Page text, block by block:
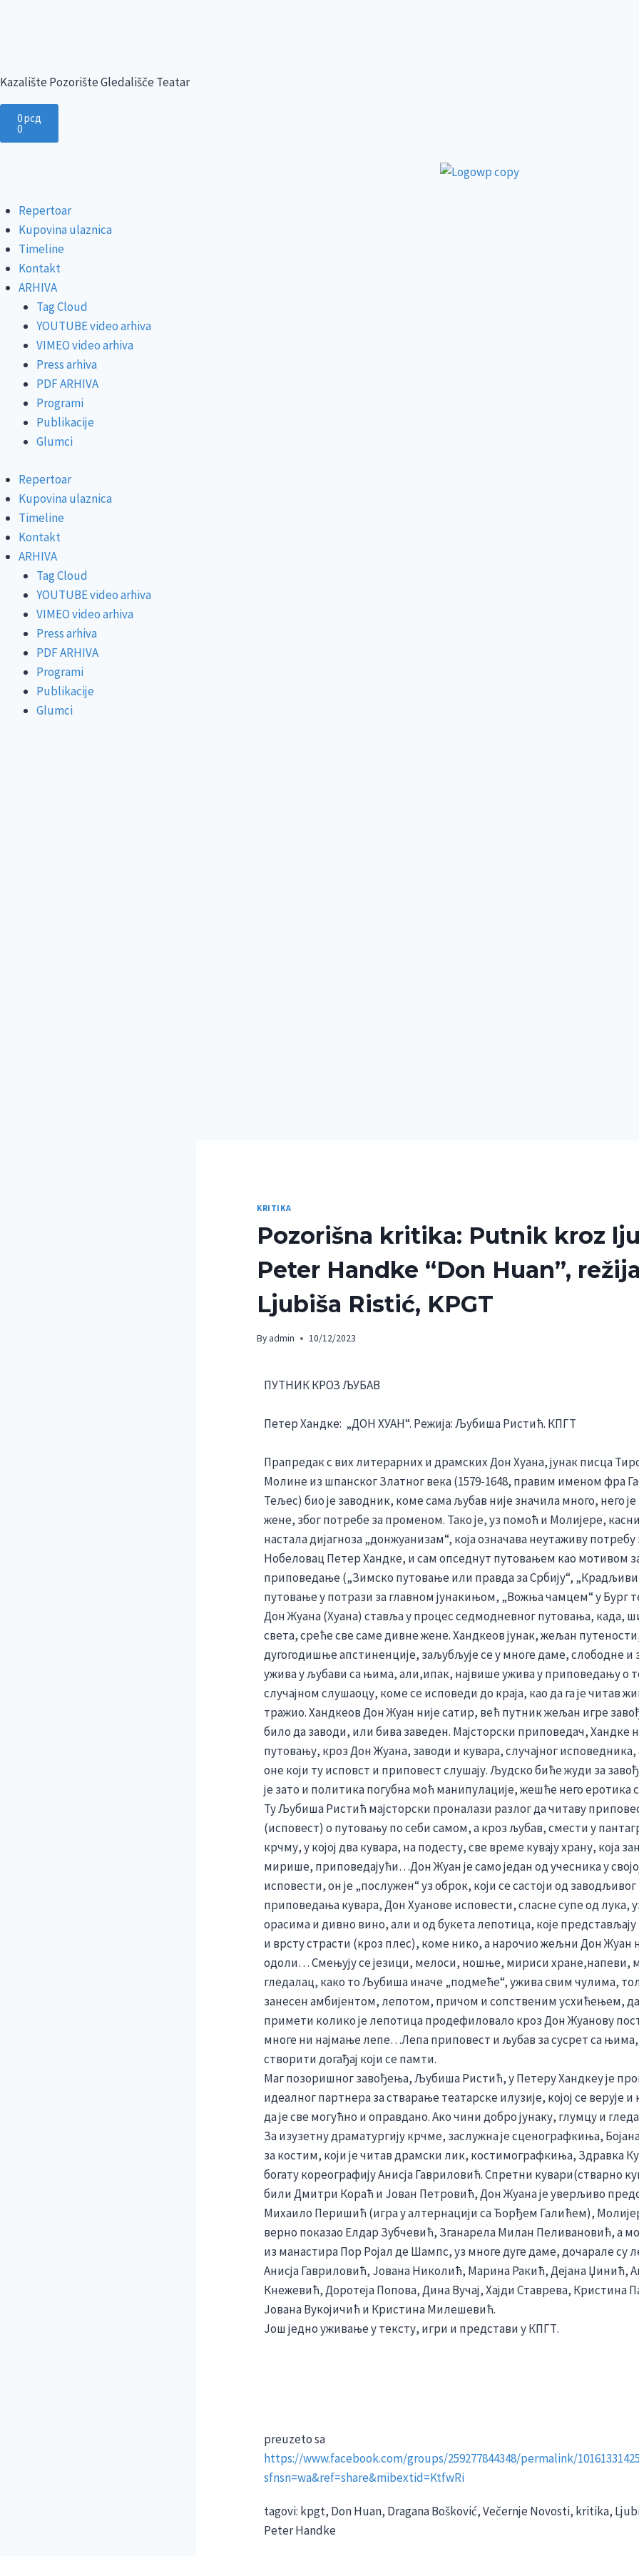
Kazalište Pozorište Gledališče Teatar
0рсд
0
Repertoar
Kupovina ulaznica
Timeline
Kontakt
ARHIVA
Tag Cloud
YOUTUBE video arhiva
VIMEO video arhiva
Press arhiva
PDF ARHIVA
Programi
Publikacije
Glumci
Repertoar
Kupovina ulaznica
Timeline
Kontakt
ARHIVA
Tag Cloud
YOUTUBE video arhiva
VIMEO video arhiva
Press arhiva
PDF ARHIVA
Programi
Publikacije
Glumci
KRITIKA
Pozorišna kritika: Putnik kroz
Peter Handke “Don Huan”, režija
Ljubiša Ristić, KPGT
By admin 10/12/2023
ПУТНИК КРОЗЉУБАВ
Петер Хандке: „ДОН ХУАН“. Режија: Љубиша Ристић. КПГТ
Прапредак с вих литерарних и драмских Дон Хуана, јунак писца
Молине из шпанског Златног века (1579-1648, правим именом фра
Тељес) био је заводник, коме сама љубав није значила много, него
жене, због потребе за променом. Тако је, уз помоћ и Молијере,
настала дијагноза „донжуанизам“, која означава неутаживу потребу
Нобеловац Петер Хандке, и сам опседнут путовањем као мотивом
приповедање („Зимско путовање или правда за Србију“,
путовање у потрази за главном јунакињом, „Вожња чамцем“ у Бург
Дон Жуана (Хуана) ставља у процес седмодневног путовања, када,
света, среће све саме дивне жене. Хандкеов јунак, жељан
дугогодишње апстиненције, заљубљује се у многе даме, слободне и
ужива у љубави са њима, али,ипак, највише ужива у приповедању о
случајном слушаоцу, коме се исповеди до краја, као да га је читав
тражио. Хандкеов Дон Жуан није сатир, већ путник жељан игре
било да заводи, или бива заведен. Мајсторски приповедач, Хандке
путовању, кроз Дон Жуана, заводи и кувара, случајног исповедника,
оне који ту исповст и приповест слушају. Људско биће жуди за
је зато и политика погубна моћ манипулације, жешће него еротика
Ту Љубиша Ристић мајсторски проналази разлог да читаву
(исповест) о путовању по себи самом, а кроз љубав, смести у
крчму, у којој два кувара, на подесту, све време кувају храну, која
мирише, приповедајући…Дон Жуан је само један од учесника у
исповести, он је „послужен“ уз оброк, који се састоји од заводљивог
приповедања кувара, Дон Хуанове исповести, сласне супе од лука,
орасима и дивно вино, али и од букета лепотица, које
и врсту страсти (кроз плес), коме нико, а нарочио жељни Дон Жуан
одоли… Смењују се језици, мелоси, ношње, мириси хране,напеви,
гледалац, како то Љубиша иначе „подмеће“, ужива свим чулима,
занесен амбијентом, лепотом, причом и сопственим усхићењем,
примети колико је лепотица продефиловало кроз Дон Жуанову
многе ни најмање лепе…Лепа приповест и љубав за сусрет са
створити догађај који се памти.
Маг позоришног завођења, Љубиша Ристић, у Петеру Хандкеу је
идеалног партнера за стварање театарске илузије, којој се верује и
да је све могућно и оправдано. Ако чини добро јунаку, глумцу и
За изузетну драматургију крчме, заслужна је сценографкиња,
за костим, који је читав драмски лик, костимографкиња, Здравка
богату кореографију Анисја Гавриловић. Спретни кувари(стварно
били Дмитри Кораћ и Јован Петровић, Дон Жуана је уверљиво
Михаило Перишић (игра у алтернацији са Ђорђем Галићем),
верно показао Елдар Зубчевић, Зганарела Милан Пеливановић, а
из манастира Пор Ројал де Шампс, уз многе дуге даме, дочарале су
Анисја Гавриловић, Јована Николић, Марина Ракић, Дејана Џинић,
Кнежевић, Доротеја Попова, Дина Вучај, Хајди Ставрева, Кристина
Јована Вукојичић и Кристина Милешевић.
Још једно уживање у тексту, игри и представи у КПГТ.
preuzeto sa
https://www.facebook.com/groups/259277844348/permalink/
sfnsn=wa&ref=share&mibextid=KtfwRi
tagovi: kpgt, Don Huan, Dragana Bošković, Večernje Novosti, kritika,
Peter Handke